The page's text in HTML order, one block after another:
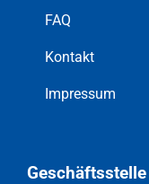
FAQ
Kontakt
Impressum
Geschäftsstelle